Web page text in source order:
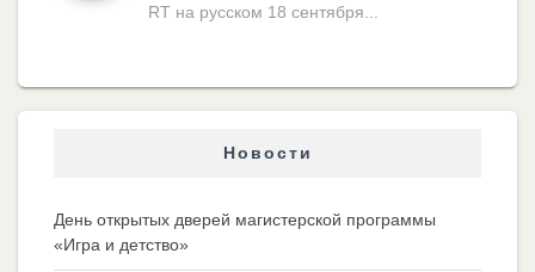
RT на русском 18 сентября...
Новости
День открытых дверей магистерской программы
«Игра и детство»